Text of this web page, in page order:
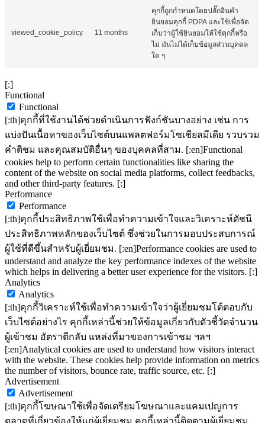
viewed_cookie_policy 11 months
คุกกี้ถูกกำหนดโดยปลั๊กอินคำ
ยินยอมคุกกี้ PDPA และใช้เพื่อจัด
เก็บว่าผู้ใช้ยินยอมให้ใช้คุกกี้หรือ
ไม่ มันไม่ได้เก็บข้อมูลส่วนบุคคล
ใด ๆ
[:]
Functional
Functional
[:th]คุกกี้ที่ใช้งานได้ช่วยดำเนินการฟังก์ชันบางอย่าง เช่น การ
แบ่งปันเนื้อหาของเว็บไซต์บนแพลตฟอร์มโซเชียลมีเดีย รวบรวม
คำติชม และคุณสมบัติอื่นๆ ของบุคคลที่สาม. [:en]Functional
cookies help to perform certain functionalities like sharing the
content of the website on social media platforms, collect feedbacks,
and other third-party features. [:]
Performance
Performance
[:th]คุกกี้ประสิทธิภาพใช้เพื่อทำความเข้าใจและวิเคราะห์ดัชนี
ประสิทธิภาพหลักของเว็บไซต์ ซึ่งช่วยในการมอบประสบการณ์
ผู้ใช้ที่ดีขึ้นสำหรับผู้เยี่ยมชม. [:en]Performance cookies are used to
understand and analyze the key performance indexes of the website
which helps in delivering a better user experience for the visitors. [:]
Analytics
Analytics
[:th]คุกกี้วิเคราะห์ใช้เพื่อทำความเข้าใจว่าผู้เยี่ยมชมโต้ตอบกับ
เว็บไซต์อย่างไร คุกกี้เหล่านี้ช่วยให้ข้อมูลเกี่ยวกับตัวชี้วัดจำนวน
ผู้เข้าชม อัตราตีกลับ แหล่งที่มาของการเข้าชม ฯลฯ
[:en]Analytical cookies are used to understand how visitors interact
with the website. These cookies help provide information on metrics
the number of visitors, bounce rate, traffic source, etc. [:]
Advertisement
Advertisement
[:th]คุกกี้โฆษณาใช้เพื่อจัดเตรียมโฆษณาและแคมเปญการ
ตลาดที่เกี่ยวข้องให้แก่ผู้เยี่ยมชม คุกกี้เหล่านี้ติดตามผู้เยี่ยมชม